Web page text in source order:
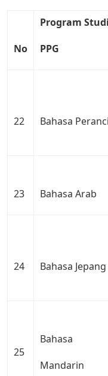
No
Program Studi
PPG
22 Bahasa
23 Bahasa Arab
24 Bahasa Jepang
25
Bahasa
Mandarin